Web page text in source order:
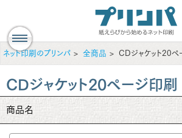
ネット印刷のプリンパ 全商品 CDジャケット20ペ
CDジャケット20ページ印刷
商品名